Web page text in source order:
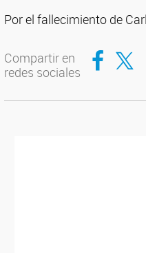
Por el fallecimiento de
Compartir en
redes sociales
Compartir en